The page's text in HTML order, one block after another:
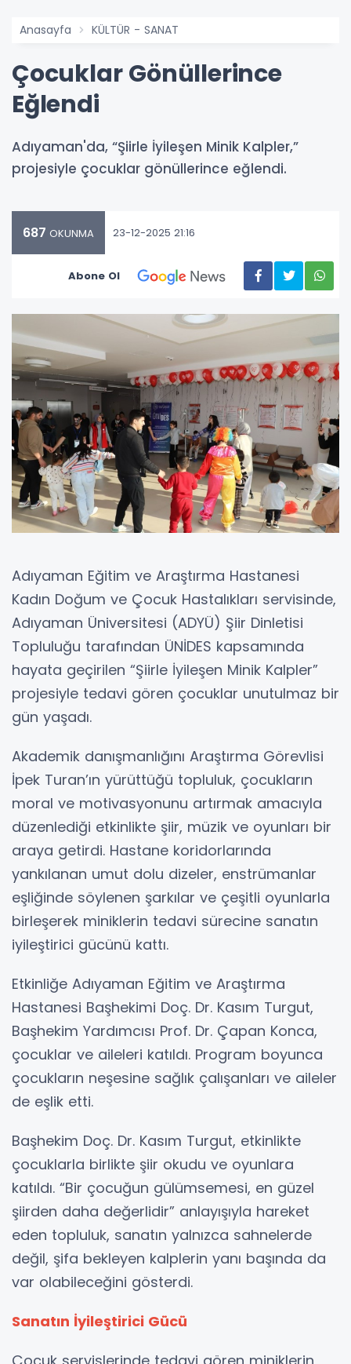
Anasayfa KÜLTÜR - SANAT
Çocuklar Gönüllerince
Eğlendi
Adıyaman'da, “Şiirle İyileşen Minik Kalpler,”
projesiyle çocuklar gönüllerince eğlendi.
687 OKUNMA 23-12-2025 21:16
Abone Ol
Adıyaman Eğitim ve Araştırma Hastanesi
Kadın Doğum ve Çocuk Hastalıkları servisinde,
Adıyaman Üniversitesi (ADYÜ) Şiir Dinletisi
Topluluğu tarafından ÜNİDES kapsamında
hayata geçirilen “Şiirle İyileşen Minik Kalpler”
projesiyle tedavi gören çocuklar unutulmaz bir
gün yaşadı.
Akademik danışmanlığını Araştırma Görevlisi
İpek Turan’ın yürüttüğü topluluk, çocukların
moral ve motivasyonunu artırmak amacıyla
düzenlediği etkinlikte şiir, müzik ve oyunları bir
araya getirdi. Hastane koridorlarında
yankılanan umut dolu dizeler, enstrümanlar
eşliğinde söylenen şarkılar ve çeşitli oyunlarla
birleşerek miniklerin tedavi sürecine sanatın
iyileştirici gücünü kattı.
Etkinliğe Adıyaman Eğitim ve Araştırma
Hastanesi Başhekimi Doç. Dr. Kasım Turgut,
Başhekim Yardımcısı Prof. Dr. Çapan Konca,
çocuklar ve aileleri katıldı. Program boyunca
çocukların neşesine sağlık çalışanları ve aileler
de eşlik etti.
Başhekim Doç. Dr. Kasım Turgut, etkinlikte
çocuklarla birlikte şiir okudu ve oyunlara
katıldı. “Bir çocuğun gülümsemesi, en güzel
şiirden daha değerlidir” anlayışıyla hareket
eden topluluk, sanatın yalnızca sahnelerde
değil, şifa bekleyen kalplerin yanı başında da
var olabileceğini gösterdi.
Sanatın İyileştirici Gücü